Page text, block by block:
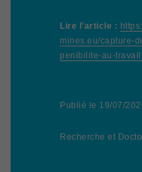
Lire l'article :
mines.eu/capture-
penibilite-au-
Publié le 19/07/
Recherche et